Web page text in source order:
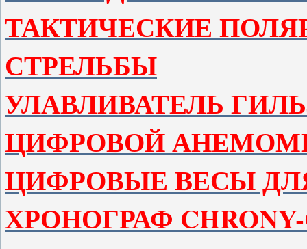
ТАКТИЧЕСКИЕ
СТРЕЛЬБЫ
УЛАВЛИВАТЕЛЬ
ЦИФРОВОЙ
ЦИФРОВЫЕ ВЕСЫ
ХРОНОГРАФ